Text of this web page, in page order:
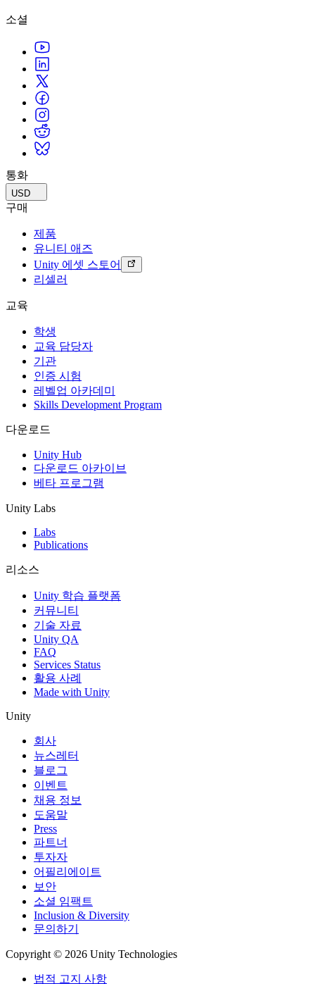
소셜
통화
USD
구매
제품
유니티 애즈
Unity 에셋 스토어
리셀러
교육
학생
교육 담당자
기관
인증 시험
레벨업 아카데미
Skills Development Program
다운로드
Unity Hub
다운로드 아카이브
베타 프로그램
Unity Labs
Labs
Publications
리소스
Unity 학습 플랫폼
커뮤니티
기술 자료
Unity QA
FAQ
Services Status
활용 사례
Made with Unity
Unity
회사
뉴스레터
블로그
이벤트
채용 정보
도움말
Press
파트너
투자자
어필리에이트
보안
소셜 임팩트
Inclusion & Diversity
문의하기
Copyright © 2026 Unity Technologies
법적 고지 사항